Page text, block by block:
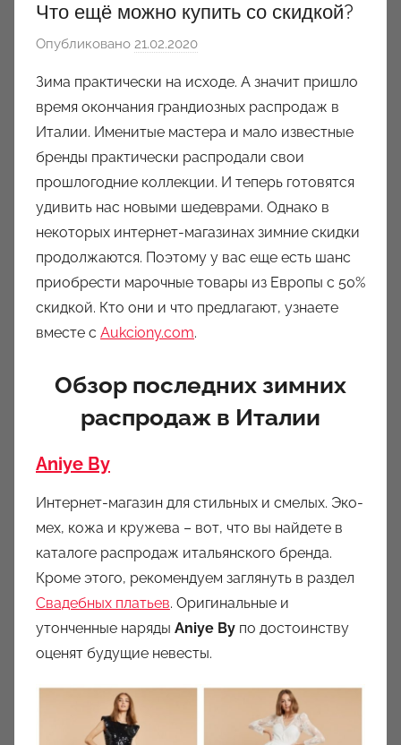
Что ещё можно купить со скидкой?
Опубликовано 21.02.2020
т
о
р
о
м
a
u
k
c
Зима практически на исходе. А значит пришло
время окончания грандиозных распродаж в
Италии. Именитые мастера и мало известные
бренды практически распродали свои
прошлогодние коллекции. И теперь готовятся
удивить нас новыми шедеврами. Однако в
некоторых интернет-магазинах зимние скидки
продолжаются. Поэтому у вас еще есть шанс
приобрести марочные товары из Европы с 50%
скидкой. Кто они и что предлагают, узнаете
вместе с Aukciony.com.
Обзор последних зимних
распродаж в Италии
Aniye By
Интернет-магазин для стильных и смелых. Эко-
мех, кожа и кружева – вот, что вы найдете в
каталоге распродаж итальянского бренда.
Кроме этого, рекомендуем заглянуть в раздел
Свадебных платьев. Оригинальные и
утонченные наряды Aniye By по достоинству
оценят будущие невесты.